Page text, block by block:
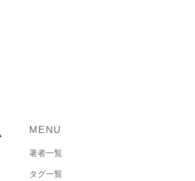
MENU
著者一覧
タグ一覧